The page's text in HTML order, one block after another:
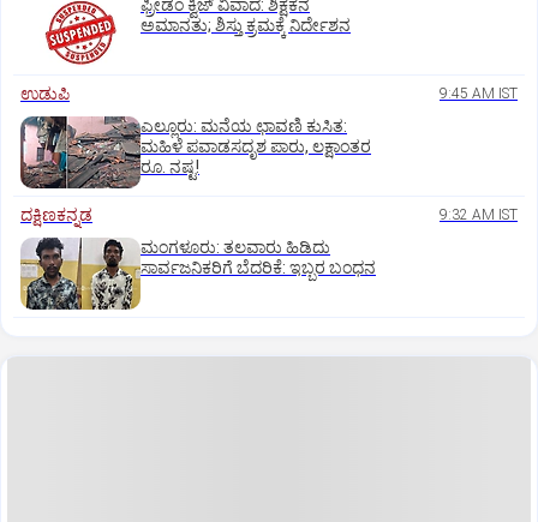
ಫ್ರೀಡಂ ಕ್ವಿಜ್‌ ವಿವಾದ: ಶಿಕ್ಷಕನ
ಅಮಾನತು; ಶಿಸ್ತು ಕ್ರಮಕ್ಕೆ ನಿರ್ದೇಶನ
ಉಡುಪಿ 9:45 AM IST
ಎಲ್ಲೂರು: ಮನೆಯ ಛಾವಣಿ ಕುಸಿತ:
ಮಹಿಳೆ ಪವಾಡಸದೃಶ ಪಾರು, ಲಕ್ಷಾಂತರ
ರೂ. ನಷ್ಟ!
ದಕ್ಷಿಣಕನ್ನಡ 9:32 AM IST
ಮಂಗಳೂರು: ತಲವಾರು ಹಿಡಿದು
ಸಾರ್ವಜನಿಕರಿಗೆ ಬೆದರಿಕೆ: ಇಬ್ಬರ ಬಂಧನ